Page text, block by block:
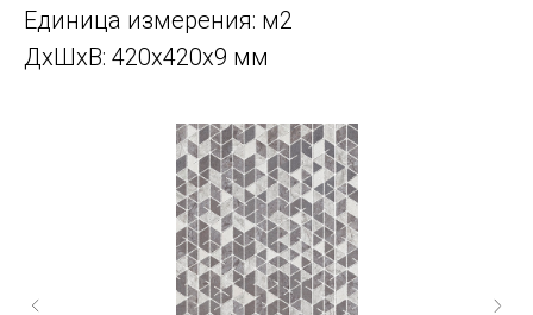
Единица измерения: м2
ДxШxВ: 420x420x9 мм